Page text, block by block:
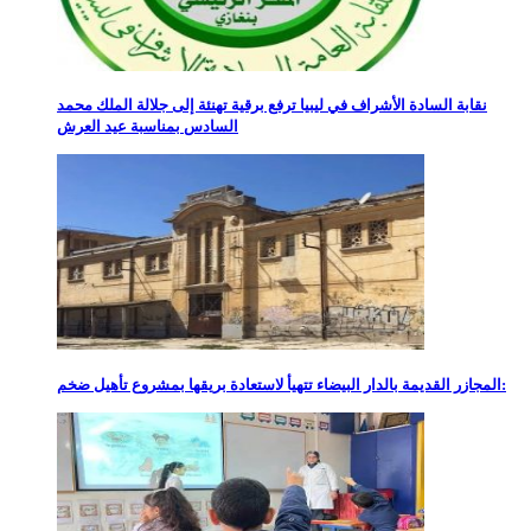
نقابة السادة الأشراف في ليبيا ترفع برقية تهنئة إلى جلالة الملك محمد
السادس بمناسبة عيد العرش
المجازر القديمة بالدار البيضاء تتهيأ لاستعادة بريقها بمشروع تأهيل ضخم: